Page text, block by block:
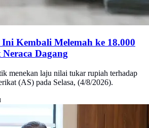
Kembali Melemah ke 18.000
Dagang
menekan laju nilai tukar rupiah terhadap
(AS) pada Selasa, (4/8/2026).